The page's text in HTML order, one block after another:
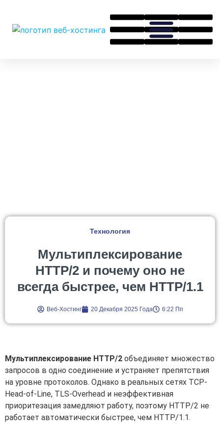
Технология
Мультиплексирование
HTTP/2 и почему оно не
всегда быстрее, чем HTTP/1.1
Веб-Хостинг 20 Декабря 2025 Года 6:22 Пп
Мультиплексирование HTTP/2 объединяет множество
запросов в одно соединение и устраняет препятствия
на уровне протоколов. Однако в реальных сетях TCP-
Head-of-Line, TLS-Overhead и неэффективная
приоритезация замедляют работу, поэтому HTTP/2 не
работает автоматически быстрее, чем HTTP/1.1.